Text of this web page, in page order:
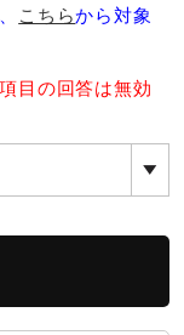
こちらから対象
目の回答は無効